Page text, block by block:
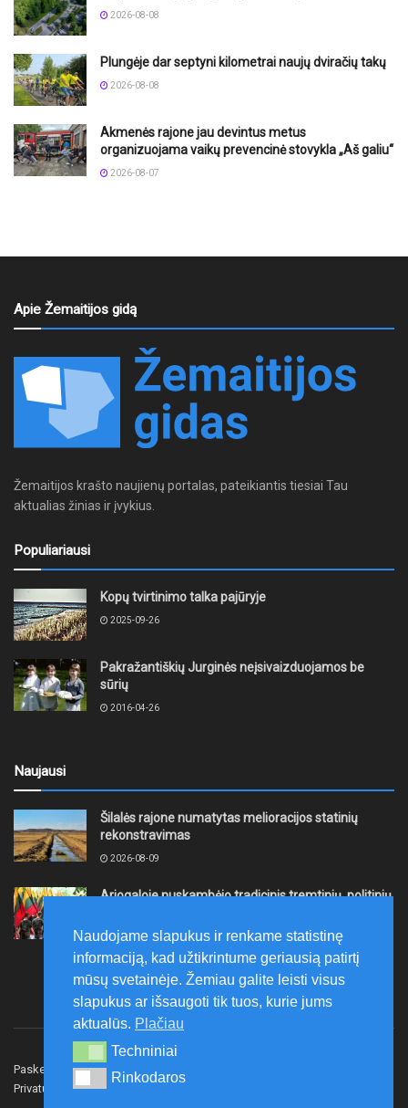
2026-08-08
Plungėje dar septyni kilometrai naujų dviračių takų
2026-08-08
Akmenės rajone jau devintus metus
organizuojama vaikų prevencinė stovykla „Aš galiu“
2026-08-07
Apie Žemaitijos gidą
Žemaitijos krašto naujienų portalas, pateikiantis tiesiai Tau
aktualias žinias ir įvykius.
Populiariausi
Kopų tvirtinimo talka pajūryje
2025-09-26
Pakražantiškių Jurginės neįsivaizduojamos be
sūrių
2016-04-26
Naujausi
Šilalės rajone numatytas melioracijos statinių
rekonstravimas
2026-08-09
Ariogaloje nuskambėjo tradicinis tremtinių, politinių
širdy“
2026-08-08
Paskelbk naujieną Rašyti redakcijai
Privatumo politika
Naudojame slapukus ir renkame statistinę
informaciją, kad užtikrintume geriausią patirtį
mūsų svetainėje. Žemiau galite leisti visus
slapukus ar išsaugoti tik tuos, kurie jums
aktualūs. Plačiau
Techniniai
Techniniai
Rinkodaros
Rinkodaros